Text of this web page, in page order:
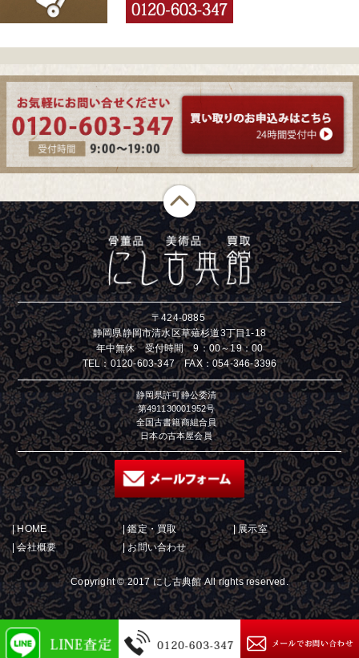
〒424-0885
静岡県静岡市清水区草薙杉道3丁目1-18
年中無休 受付時間 9：00～19：00
TEL： 0120-603-347FAX：054-346-3396
静岡県許可静公委清
第491130001952号
全国古書籍商組合員
日本の古本屋会員
|HOME |鑑定・買取 |展示室
|会社概要 |お問い合わせ
Copyright © 2017 にし古典館 All rights reserved.